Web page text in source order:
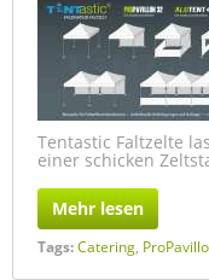
Tentastic Faltzelte
einer schicken
Mehr lesen
Tags:Catering,